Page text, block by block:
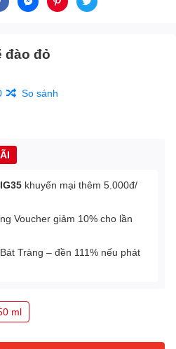
đào đỏ
So sánh
khuyến mại thêm 5.000đ/
Voucher giảm 10% cho lần
Tràng – đền 111% nếu phát
ml